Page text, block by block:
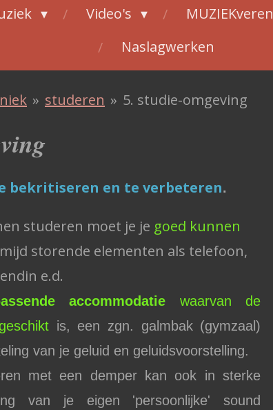
Video's
Naslagwerken
» studeren » 5. studie-omgeving
bekritiseren en te verbeteren.
studeren moet je je goed kunnen
storende elementen als telefoon,
e.d.
accommodatie waarvan de
is, een zgn. galmbak (gymzaal)
van je geluid en geluidsvoorstelling.
met een demper kan ook in sterke
van je eigen 'persoonlijke' sound